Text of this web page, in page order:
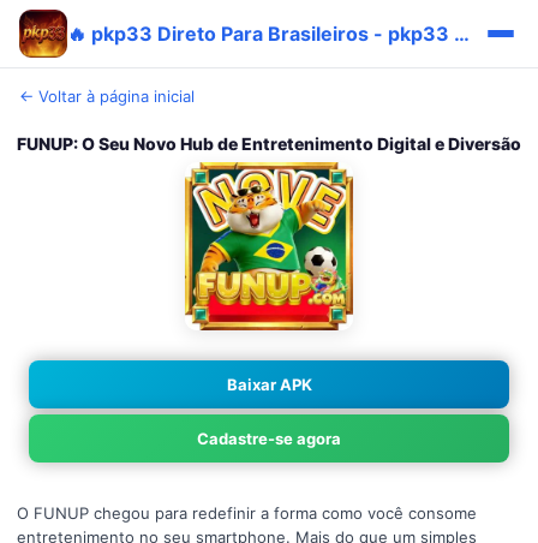
🔥 pkp33 Direto Para Brasileiros - pkp33 Original Rápido Prêmio
← Voltar à página inicial
FUNUP: O Seu Novo Hub de Entretenimento Digital e Diversão
Baixar APK
Cadastre-se agora
O FUNUP chegou para redefinir a forma como você consome
entretenimento no seu smartphone. Mais do que um simples